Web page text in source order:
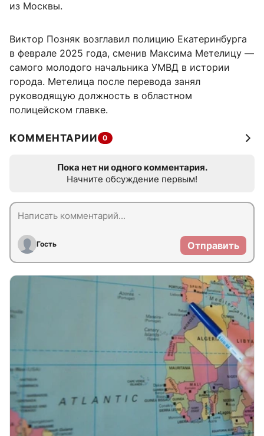
из Москвы.
Виктор Позняк возглавил полицию Екатеринбурга
в феврале 2025 года, сменив Максима Метелицу —
самого молодого начальника УМВД в истории
города. Метелица после перевода занял
руководящую должность в областном
полицейском главке.
КОММЕНТАРИИ 0
Пока нет ни одного комментария.
Начните обсуждение первым!
Гость Отправить